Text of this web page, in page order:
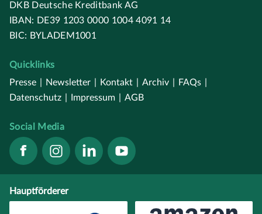
DKB Deutsche Kreditbank AG
IBAN: DE39 1203 0000 1004 4091 14
BIC: BYLADEM1001
Quicklinks
Presse
Newsletter Kontakt Archiv FAQs
Datenschutz
Impressum AGB
Social Media
Hauptförderer